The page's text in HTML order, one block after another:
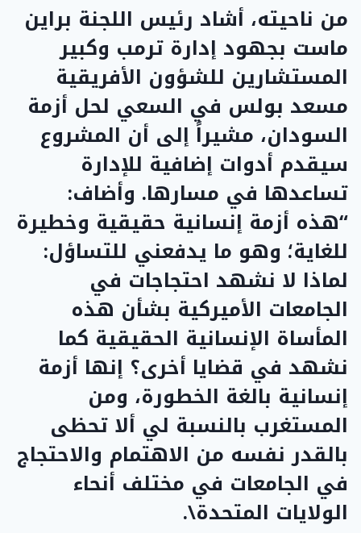
من ناحيته، أشاد رئيس اللجنة براين
ماست بجهود إدارة ترمب وكبير
المستشارين للشؤون الأفريقية
مسعد بولس في السعي لحل أزمة
السودان، مشيراً إلى أن المشروع
سيقدم أدوات إضافية للإدارة
تساعدها في مسارها. وأضاف:
“هذه أزمة إنسانية حقيقية وخطيرة
للغاية؛ وهو ما يدفعني للتساؤل:
لماذا لا نشهد احتجاجات في
الجامعات الأميركية بشأن هذه
المأساة الإنسانية الحقيقية كما
نشهد في قضايا أخرى؟ إنها أزمة
إنسانية بالغة الخطورة، ومن
المستغرب بالنسبة لي ألا تحظى
بالقدر نفسه من الاهتمام والاحتجاج
في الجامعات في مختلف أنحاء
الولايات المتحدة\.